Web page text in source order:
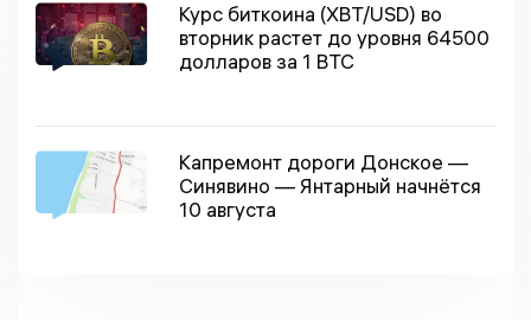
Курс биткоина (XBT/USD) во
вторник растет до уровня 64500
долларов за 1 BTC
Капремонт дороги Донское —
Синявино — Янтарный начнётся
10 августа